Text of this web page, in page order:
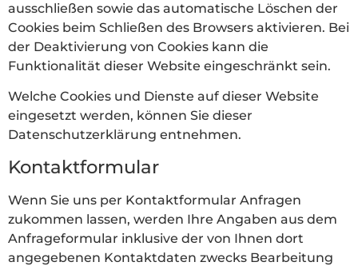
ausschließen sowie das automatische Löschen der
Cookies beim Schließen des Browsers aktivieren. Bei
der Deaktivierung von Cookies kann die
Funktionalität dieser Website eingeschränkt sein.
Welche Cookies und Dienste auf dieser Website
eingesetzt werden, können Sie dieser
Datenschutzerklärung entnehmen.
Kontaktformular
Wenn Sie uns per Kontaktformular Anfragen
zukommen lassen, werden Ihre Angaben aus dem
Anfrageformular inklusive der von Ihnen dort
angegebenen Kontaktdaten zwecks Bearbeitung